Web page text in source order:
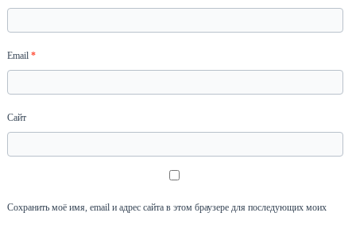
Email*
Сайт
Сохранить моё имя, email и адрес сайта в этом браузере для последующих моих